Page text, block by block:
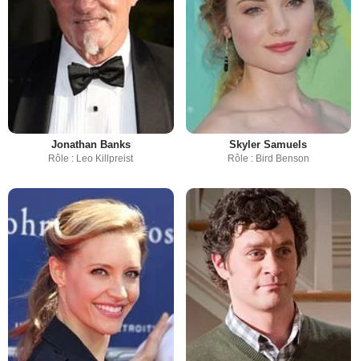
Jonathan Banks
Rôle : Leo Killpreist
Skyler Samuels
Rôle : Bird Benson